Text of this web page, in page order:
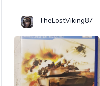
TheLostViking87